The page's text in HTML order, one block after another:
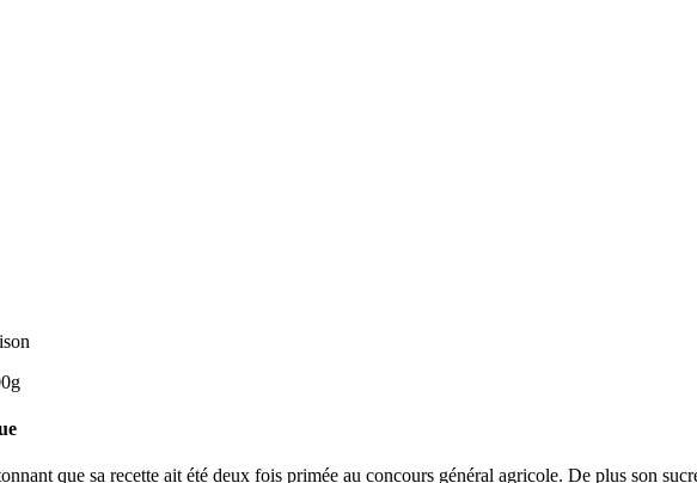
que sa recette ait été deux fois primée au concours général agricole. De plus son